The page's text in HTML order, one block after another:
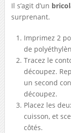
Il s’agit d’un
surprenant.
Imprimez 2
de
Tracez le
découpez.
un second
découpez.
Placez les
cuisson, et
côtés.